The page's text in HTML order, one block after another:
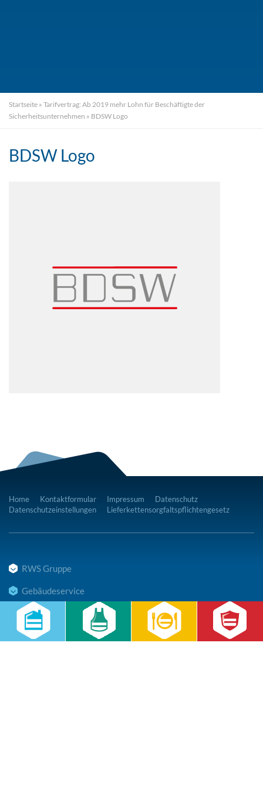
Startseite » Tarifvertrag: Ab 2019 mehr Lohn für Beschäftigte der
Sicherheitsunternehmen » BDSW Logo
BDSW Logo
Home Kontaktformular Impressum
Datenschutz
Datenschutzeinstellungen
Lieferkettensorgfaltspflichtengesetz
RWS Gruppe
Gebäudeservice
Hauswirtschaft
Cateringservice